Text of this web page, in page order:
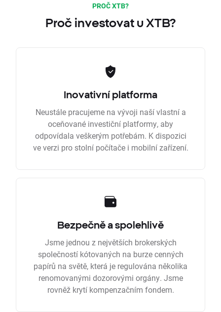
PROČ XTB?
Proč investovat u XTB?
Inovativní platforma
Neustále pracujeme na vývoji naší vlastní a
oceňované investiční platformy, aby
odpovídala veškerým potřebám. K dispozici
ve verzi pro stolní počítače i mobilní zařízení.
Bezpečně a spolehlivě
Jsme jednou z největších brokerských
společností kótovaných na burze cenných
papírů na světě, která je regulována několika
renomovanými dozorovými orgány. Jsme
rovněž krytí kompenzačním fondem.